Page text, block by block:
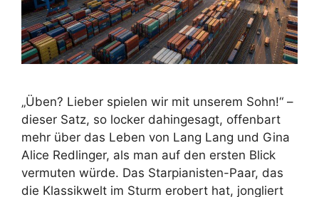
„Üben? Lieber spielen wir mit unserem Sohn!“ –
dieser Satz, so locker dahingesagt, offenbart
mehr über das Leben von Lang Lang und Gina
Alice Redlinger, als man auf den ersten Blick
vermuten würde. Das Starpianisten-Paar, das
die Klassikwelt im Sturm erobert hat, jongliert